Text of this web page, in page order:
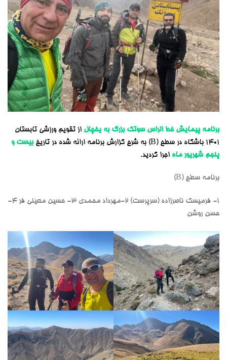
برنامه پیمایش خط الراس سوتک بزرگ به یخچال از تقویم ورزشی تابستان
1401 باشگاه در سطح (B) به
شرح گزارش برنامه ارائه شده در تاریخبیست و
پنجم شهریور ماه اجرا گردید.
برنامه سطح (B)
۱- فرمیسک ناصرزاده (سرپرست) ۲-مهرداد محمدی ٣- حسین معینی فر 4-
حسن روشن